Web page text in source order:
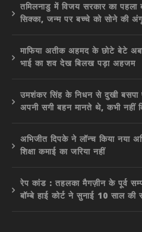
तमिलनाडु में विजय सरकार का
सिक्का, जन्म पर बच्चे को सोने की
माफिया अतीक अहमद के छोटे बेटे
भाई का शव देख बिलख पड़ा अहजम
उमशंकर सिंह के निधन से दुखी बसपा
अपनी सगी बहन मानते थे, कभी नहीं
अभिजीत दिपके ने लॉन्च किया नया
शिक्षा कमाई का जरिया नहीं
रेप कांड : तहलका मैगज़ीन के पूर्व
बॉम्बे हाई कोर्ट ने सुनाई 10 साल की